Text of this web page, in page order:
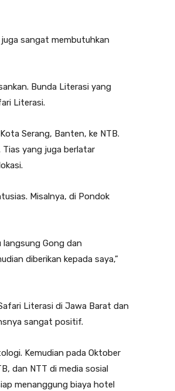
juga sangat membutuhkan
Bunda Literasi yang
Literasi.
Serang, Banten, ke NTB.
Tias yang juga berlatar
Misalnya, di Pondok
langsung Gong dan
diberikan kepada saya,”
Literasi di Jawa Barat dan
sangat positif.
Kemudian pada Oktober
dan NTT di media sosial
menanggung biaya hotel